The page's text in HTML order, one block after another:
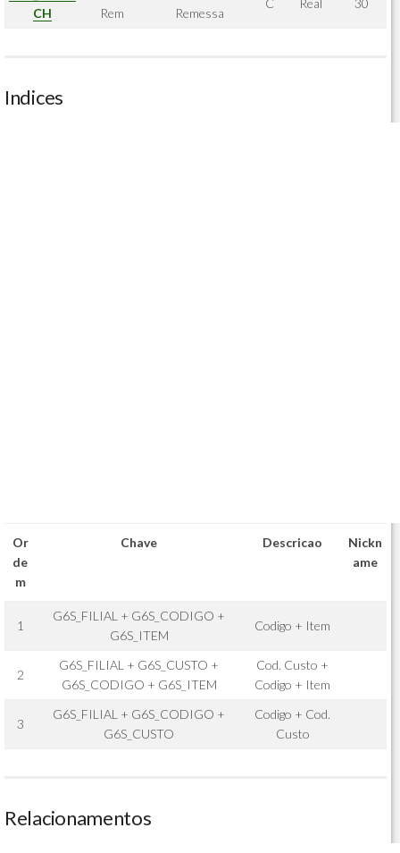
CH
Rem
Remessa
C Real 30
Indices
Or
de
m
Chave Descricao
Nickn
ame
1
G6S_FILIAL + G6S_CODIGO +
G6S_ITEM
Codigo + Item
2
G6S_FILIAL + G6S_CUSTO +
G6S_CODIGO + G6S_ITEM
Cod. Custo +
Codigo + Item
3
G6S_FILIAL + G6S_CODIGO +
G6S_CUSTO
Codigo + Cod.
Custo
Relacionamentos